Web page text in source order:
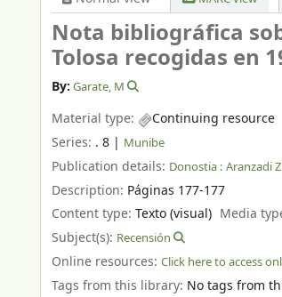
Nota bibliográfica
Tolosa recogidas en
By: Garate, M
Material type:
Continuing resource
Series: . 8 | Munibe
Publication details: Donostia : Aranzadi
Description: Páginas 177-177
Content type: Texto (visual) Media
Subject(s): Recensión
Online resources: Click here to access
Tags from this library: No tags from